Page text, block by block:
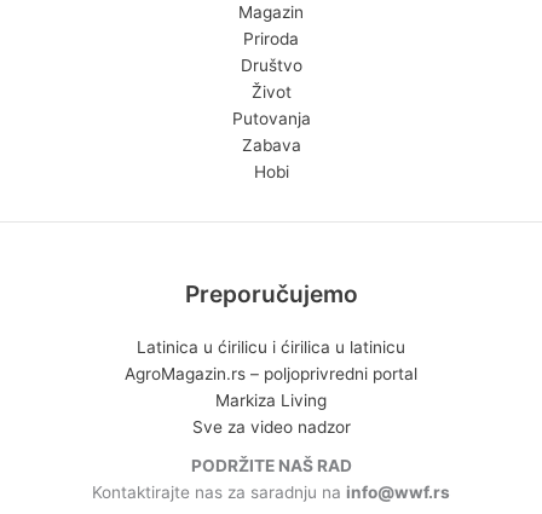
Magazin
Priroda
Društvo
Život
Putovanja
Zabava
Hobi
Preporučujemo
Latinica u ćirilicu i ćirilica u latinicu
AgroMagazin.rs – poljoprivredni portal
Markiza Living
Sve za video nadzor
PODRŽITE NAŠ RAD
Kontaktirajte nas za saradnju na info@wwf.rs